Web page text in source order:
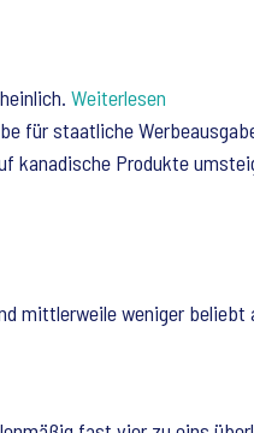
Weiterlesen
für staatliche
kanadische Produkte
mittlerweile weniger beliebt